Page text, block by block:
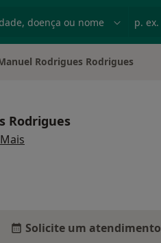
de cidadeRodrigues Rodrigues
Rodrigues
Mais
Solicite um atendimento